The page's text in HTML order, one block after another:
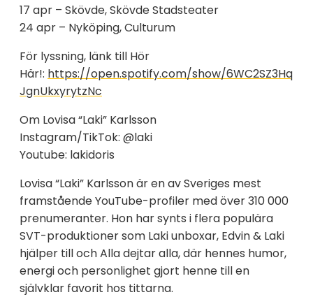
17 apr – Skövde, Skövde Stadsteater
24 apr – Nyköping, Culturum
För lyssning, länk till Hör
Här!: https://open.spotify.com/show/6WC2SZ3Hq
JgnUkxyrytzNc
Om Lovisa “Laki” Karlsson
Instagram/TikTok: @laki
Youtube: lakidoris
Lovisa “Laki” Karlsson är en av Sveriges mest
framstående YouTube-profiler med över 310 000
prenumeranter. Hon har synts i flera populära
SVT-produktioner som Laki unboxar, Edvin & Laki
hjälper till och Alla dejtar alla, där hennes humor,
energi och personlighet gjort henne till en
självklar favorit hos tittarna.